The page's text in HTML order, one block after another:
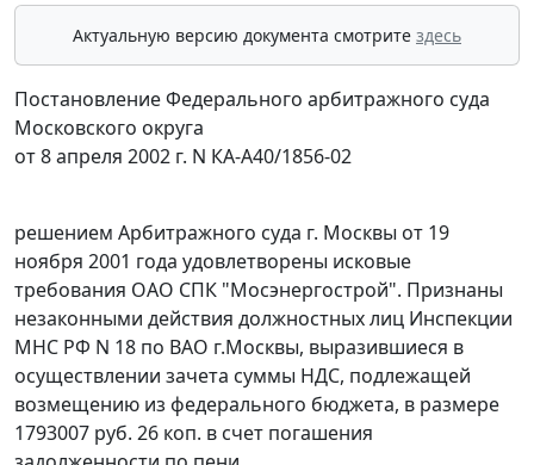
Актуальную версию документа смотрите здесь
Постановление Федерального арбитражного суда
Московского округа
от 8 апреля 2002 г. N КА-А40/1856-02
решением Арбитражного суда г. Москвы от 19
ноября 2001 года удовлетворены исковые
требования ОАО СПК "Мосэнергострой". Признаны
незаконными действия должностных лиц Инспекции
МНС РФ N 18 по ВАО г.Москвы, выразившиеся в
осуществлении зачета суммы НДС, подлежащей
возмещению из федерального бюджета, в размере
1793007 руб. 26 коп. в счет погашения